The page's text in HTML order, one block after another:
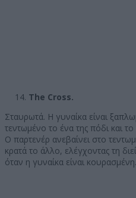
The Cross.
Σταυρωτά. Η γυναίκα είναι
τεντωμένο το ένα της πόδι και
Ο παρτενέρ ανεβαίνει στο
κρατά το άλλο, ελέγχοντας τη
όταν η γυναίκα είναι κουρασμένη.